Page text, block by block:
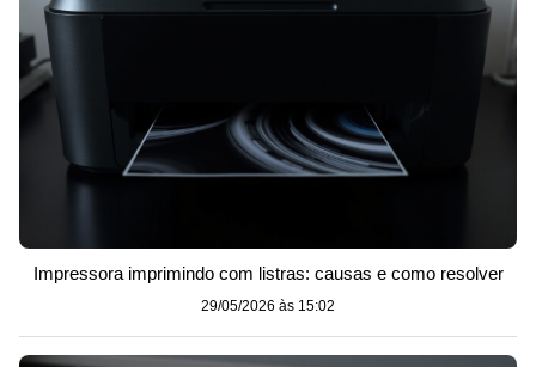
Impressora imprimindo com listras: causas e como resolver
29/05/2026 às 15:02